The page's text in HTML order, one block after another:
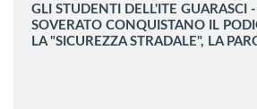
GLI STUDENTI DELL'ITE GUARASCI
SOVERATO CONQUISTANO IL
LA "SICUREZZA STRADALE", LA